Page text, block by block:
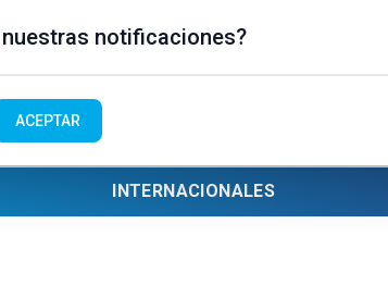
INTERNACIONALES
notificaciones?
ACEPTAR